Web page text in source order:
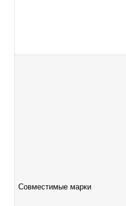
Совместимые марки